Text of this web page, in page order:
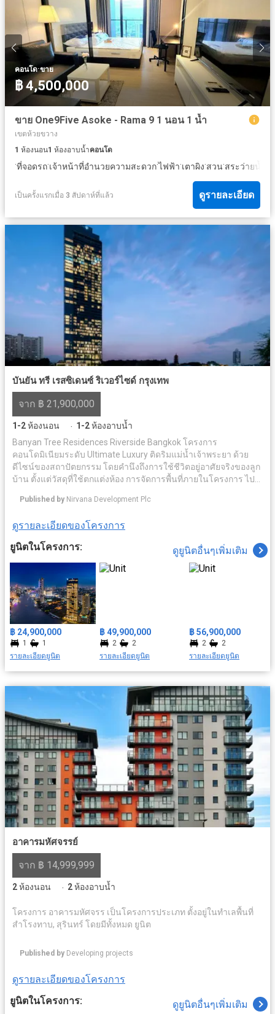
คอนโด·ขาย
฿ 4,500,000
ขาย One9Five Asoke - Rama 9 1 นอน 1 น้ำ
เขตห้วยขวาง
1 ห้องนอน1 ห้องอาบน้ำคอนโด
·ที่จอดรถ·เจ้าหน้าที่อำนวยความสะดวก·ไฟฟ้า·เตาผิง·สวน·สระว่ายน้ำ
เป็นครั้งแรกเมื่อ 3 สัปดาห์ที่แล้ว ดูรายละเอียด
บันยัน ทรี เรสซิเดนซ์ ริเวอร์ไซด์ กรุงเทพ
จาก ฿ 21,900,000
1-2ห้องนอน · 1-2ห้องอาบน้ำ
Banyan Tree Residences Riverside Bangkok โครงการ
คอนโดมิเนียมระดับ Ultimate Luxury ติดริมแม่น้ำเจ้าพระยา ด้วย
ดีไซน์ของสถาปัตยกรรม โดยคำนึงถึงการใช้ชีวิตอยู่อาศัยจริงของลูก
บ้าน ตั้งแต่วัสดุที่ใช้ตกแต่งห้อง การจัดการพื้นที่ภายในโครงการ ไป
เก่าอันเงียบสงบ ภายใต้แนวคิด The Sanctuary for your Soul แต่
ค้า และธุรกิจสิ่งอำนวยความสะดวกครบครัน อาทิ ระบบรักษาความ
ปลอดภัย มีคลับเฮ้าส์ ฟิตเนส สระว่ายน้ำ เดินทางสะดวกด้วยใกล้
รถไฟฟ้า สถานนีสะพานตากสิน สะดวกสบายใกล้สถาที่สำคัญ ยกยอ
มารีน่า, วัดทองนพคุณ, รพ.ตากสิน ฯลฯ
Published by Nirvana Development Plc
ดูรายละเอียดของโครงการ
ยูนิตในโครงการ:
ดูยูนิตอื่นๆเพิ่มเติม
฿ 24,900,000
1
1
รายละเอียดยูนิต
฿ 49,900,000
2
2
รายละเอียดยูนิต
฿ 56,900,000
2
2
รายละเอียดยูนิต
อาคารมหัศจรรย์
จาก ฿ 14,999,999
2ห้องนอน · 2ห้องอาบน้ำ
โครงการ อาคารมหัศจรร เป็นโครงการประเภท ตั้งอยู่ในทำเลพื้นที่
สำโรงทาบ, สุรินทร์ โดยมีทั้งหมด ยูนิต
Published by Developing projects
ดูรายละเอียดของโครงการ
ยูนิตในโครงการ:
ดูยูนิตอื่นๆเพิ่มเติม